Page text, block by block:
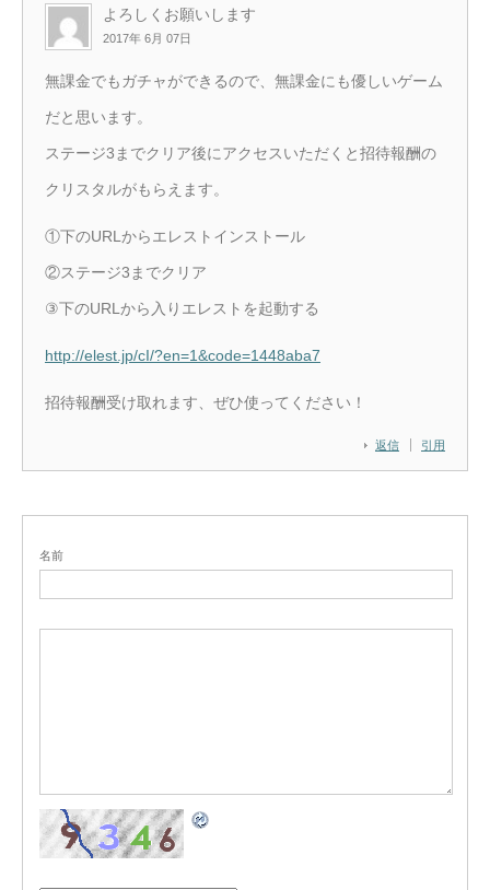
よろしくお願いします
2017年 6月 07日
返信 引用
無課金でもガチャができるので、無課金にも優しいゲーム
だと思います。
ステージ3までクリア後にアクセスいただくと招待報酬の
クリスタルがもらえます。
①下のURLからエレストインストール
②ステージ3までクリア
③下のURLから入りエレストを起動する
http://elest.jp/cI/?en=1&code=1448aba7
招待報酬受け取れます、ぜひ使ってください！
名前